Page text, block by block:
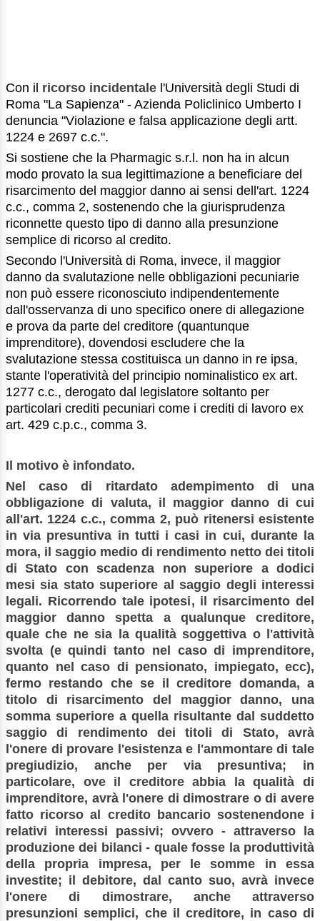
Con il ricorso incidentale l'Università degli Studi di
Roma "La Sapienza" - Azienda Policlinico Umberto I
denuncia "Violazione e falsa applicazione degli artt.
1224 e 2697 c.c.".
Si sostiene che la Pharmagic s.r.l. non ha in alcun
modo provato la sua legittimazione a beneficiare del
risarcimento del maggior danno ai sensi dell'art. 1224
c.c., comma 2, sostenendo che la giurisprudenza
riconnette questo tipo di danno alla presunzione
semplice di ricorso al credito.
Secondo l'Università di Roma, invece, il maggior
danno da svalutazione nelle obbligazioni pecuniarie
non può essere riconosciuto indipendentemente
dall'osservanza di uno specifico onere di allegazione
e prova da parte del creditore (quantunque
imprenditore), dovendosi escludere che la
svalutazione stessa costituisca un danno in re ipsa,
stante l'operatività del principio nominalistico ex art.
1277 c.c., derogato dal legislatore soltanto per
particolari crediti pecuniari come i crediti di lavoro ex
art. 429 c.p.c., comma 3.
Il motivo è infondato.
Nel caso di ritardato adempimento di una
obbligazione di valuta, il maggior danno di cui
all'art. 1224 c.c., comma 2, può ritenersi esistente
in via presuntiva in tutti i casi in cui, durante la
mora, il saggio medio di rendimento netto dei titoli
di Stato con scadenza non superiore a dodici
mesi sia stato superiore al saggio degli interessi
legali. Ricorrendo tale ipotesi, il risarcimento del
maggior danno spetta a qualunque creditore,
quale che ne sia la qualità soggettiva o l'attività
svolta (e quindi tanto nel caso di imprenditore,
quanto nel caso di pensionato, impiegato, ecc),
fermo restando che se il creditore domanda, a
titolo di risarcimento del maggior danno, una
somma superiore a quella risultante dal suddetto
saggio di rendimento dei titoli di Stato, avrà
l'onere di provare l'esistenza e l'ammontare di tale
pregiudizio, anche per via presuntiva; in
particolare, ove il creditore abbia la qualità di
imprenditore, avrà l'onere di dimostrare o di avere
fatto ricorso al credito bancario sostenendone i
relativi interessi passivi; ovvero - attraverso la
produzione dei bilanci - quale fosse la produttività
della propria impresa, per le somme in essa
investite; il debitore, dal canto suo, avrà invece
l'onere di dimostrare, anche attraverso
presunzioni semplici, che il creditore, in caso di